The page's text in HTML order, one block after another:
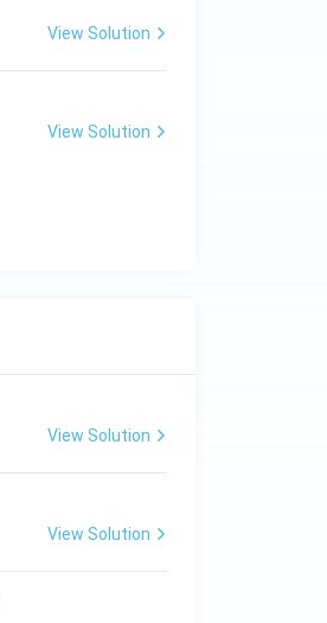
View Solution
View Solution
View Solution
View Solution